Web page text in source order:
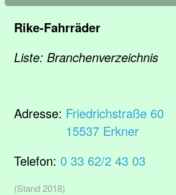
Rike-Fahrräder
Liste: Branchenverzeichnis
Adresse: Friedrichstraße 60
15537 Erkner
Telefon: 0 33 62/2 43 03
(Stand 2018)